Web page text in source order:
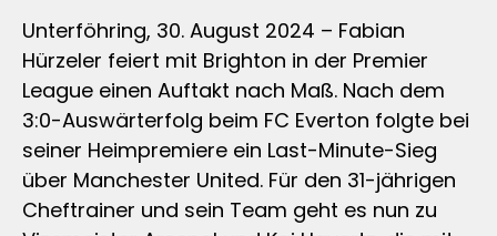
Unterföhring, 30. August 2024 – Fabian
Hürzeler feiert mit Brighton in der Premier
League einen Auftakt nach Maß. Nach dem
3:0-Auswärterfolg beim FC Everton folgte bei
seiner Heimpremiere ein Last-Minute-Sieg
über Manchester United. Für den 31-jährigen
Cheftrainer und sein Team geht es nun zu